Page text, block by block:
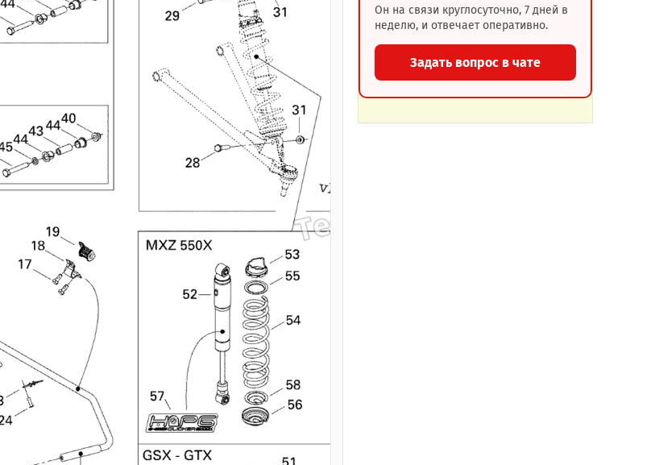
Он на связи круглосуточно, 7 дней в
неделю, и отвечает оперативно.
Задать вопрос в чате